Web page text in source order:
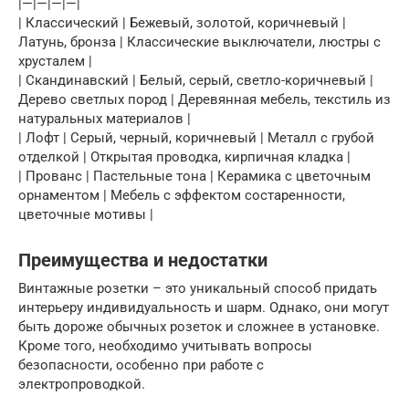
|—|—|—|—|
| Классический | Бежевый, золотой, коричневый |
Латунь, бронза | Классические выключатели, люстры с
хрусталем |
| Скандинавский | Белый, серый, светло-коричневый |
Дерево светлых пород | Деревянная мебель, текстиль из
натуральных материалов |
| Лофт | Серый, черный, коричневый | Металл с грубой
отделкой | Открытая проводка, кирпичная кладка |
| Прованс | Пастельные тона | Керамика с цветочным
орнаментом | Мебель с эффектом состаренности,
цветочные мотивы |
Преимущества и недостатки
Винтажные розетки – это уникальный способ придать
интерьеру индивидуальность и шарм. Однако, они могут
быть дороже обычных розеток и сложнее в установке.
Кроме того, необходимо учитывать вопросы
безопасности, особенно при работе с
электропроводкой.